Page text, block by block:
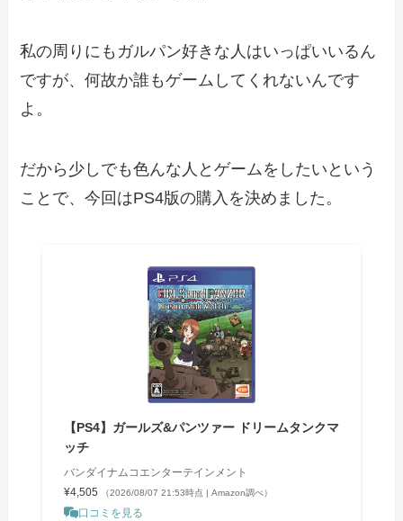
私の周りにもガルパン好きな人はいっぱいいるん
ですが、何故か誰もゲームしてくれないんです
よ。
だから少しでも色んな人とゲームをしたいという
ことで、今回はPS4版の購入を決めました。
【PS4】ガールズ&パンツァー ドリームタンクマ
ッチ
バンダイナムコエンターテインメント
¥4,505
（2026/08/07 21:53時点 | Amazon調べ）
口コミを見る